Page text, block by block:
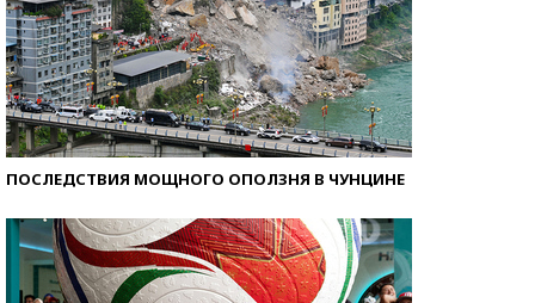
ПОСЛЕДСТВИЯ МОЩНОГО ОПОЛЗНЯ В ЧУНЦИНЕ